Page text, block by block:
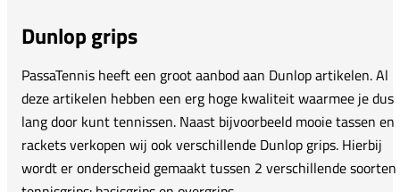
Dunlop grips
PassaTennis heeft een groot aanbod aan Dunlop artikelen. Al
deze artikelen hebben een erg hoge kwaliteit waarmee je dus
lang door kunt tennissen. Naast bijvoorbeeld mooie tassen en
rackets verkopen wij ook verschillende Dunlop grips. Hierbij
wordt er onderscheid gemaakt tussen 2 verschillende soorten